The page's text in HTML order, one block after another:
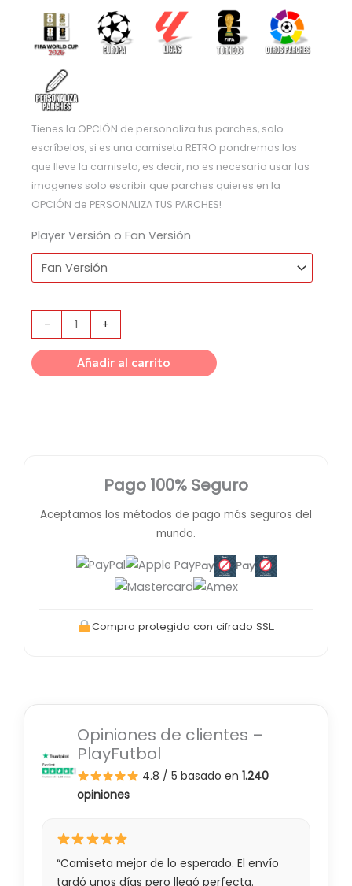
Tienes la OPCIÓN de personaliza tus parches, solo
escríbelos, si es una camiseta RETRO pondremos los
que lleve la camiseta, es decir, no es necesario usar las
imagenes solo escribir que parches quieres en la
OPCIÓN de PERSONALIZA TUS PARCHES!
Player Versión o Fan Versión
- +
Añadir al carrito
Pago 100% Seguro
Aceptamos los métodos de pago más seguros del
mundo.
Pay Pay
Compra protegida con cifrado SSL.
Opiniones de clientes –
PlayFutbol
4.8 / 5 basado en 1.240
opiniones
“Camiseta mejor de lo esperado. El envío
tardó unos días pero llegó perfecta.